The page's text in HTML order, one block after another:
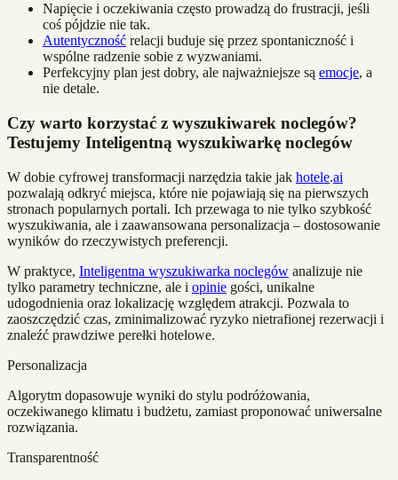
Napięcie i oczekiwania często prowadzą do frustracji, jeśli
coś pójdzie nie tak.
Autentyczność relacji buduje się przez spontaniczność i
wspólne radzenie sobie z wyzwaniami.
Perfekcyjny plan jest dobry, ale najważniejsze są emocje, a
nie detale.
Czy warto korzystać z wyszukiwarek noclegów?
Testujemy Inteligentną wyszukiwarkę noclegów
W dobie cyfrowej transformacji narzędzia takie jak hotele.ai
pozwalają odkryć miejsca, które nie pojawiają się na pierwszych
stronach popularnych portali. Ich przewaga to nie tylko szybkość
wyszukiwania, ale i zaawansowana personalizacja – dostosowanie
wyników do rzeczywistych preferencji.
W praktyce, Inteligentna wyszukiwarka noclegów analizuje nie
tylko parametry techniczne, ale i opinie gości, unikalne
udogodnienia oraz lokalizację względem atrakcji. Pozwala to
zaoszczędzić czas, zminimalizować ryzyko nietrafionej rezerwacji i
znaleźć prawdziwe perełki hotelowe.
Personalizacja
Algorytm dopasowuje wyniki do stylu podróżowania,
oczekiwanego klimatu i budżetu, zamiast proponować uniwersalne
rozwiązania.
Transparentność